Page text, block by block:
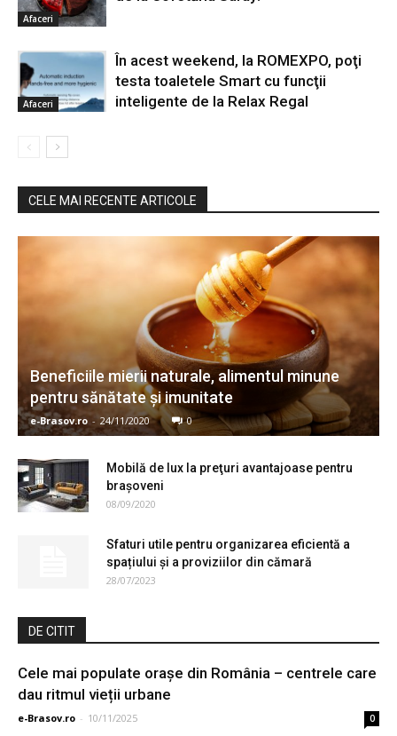
Afaceri
Afaceri
În acest weekend, la ROMEXPO, poţi
testa toaletele Smart cu funcţii
inteligente de la Relax Regal
CELE MAI RECENTE ARTICOLE
Beneficiile mierii naturale, alimentul minune
pentru sănătate și imunitate
e-Brasov.ro - 24/11/2020 0
Mobilă de lux la preţuri avantajoase pentru
brașoveni
08/09/2020
Sfaturi utile pentru organizarea eficientă a
spațiului și a proviziilor din cămară
28/07/2023
DE CITIT
Cele mai populate orașe din România – centrele care
dau ritmul vieții urbane
e-Brasov.ro - 10/11/2025 0